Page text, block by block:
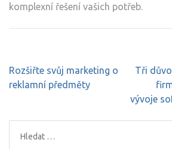
komplexní řešení vašich potřeb.
Navigace
pro
Rozšiřte svůj marketing o
reklamní předměty
Tři
vývoje
Vyhledávání